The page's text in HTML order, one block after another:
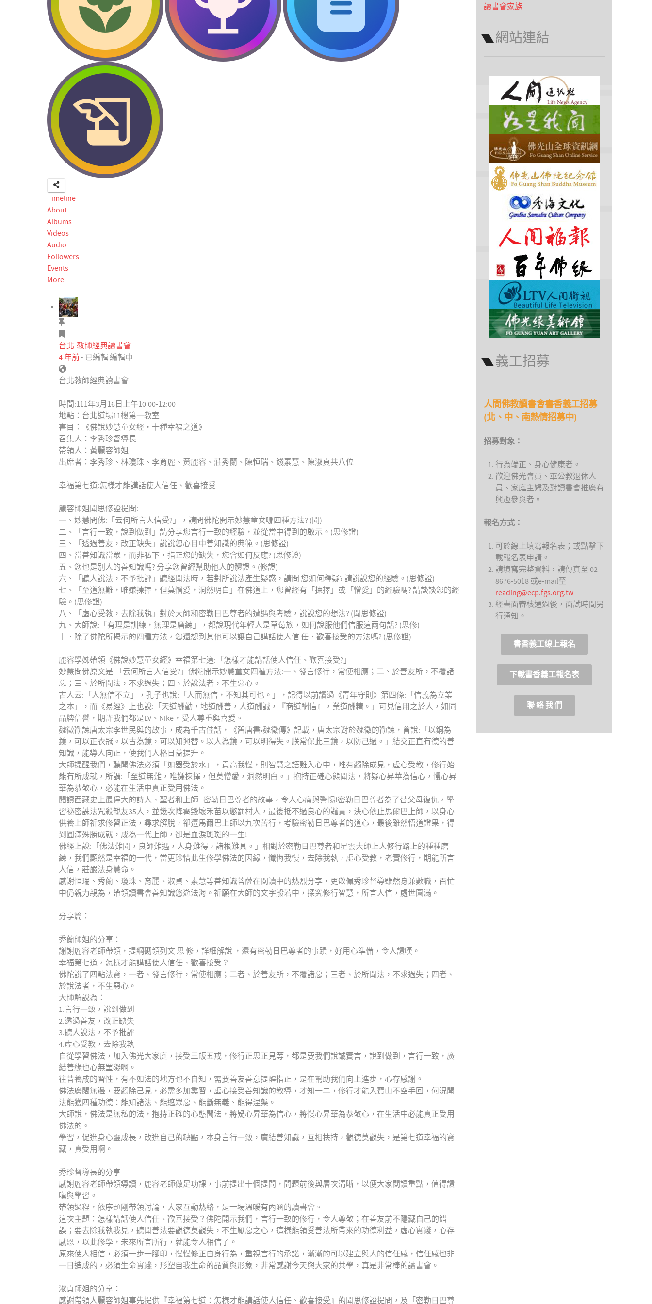
Timeline
About
Albums
Videos
Audio
Followers
Events
More
台北-教師經典讀書會
4 年前 · 已編輯編輯中
台北教師經典讀書會
時間:111年3月16日上午10:00-12:00
地點：台北道場11樓第一教室
書目：《佛說妙慧童女經・十種幸福之道》
召集人：李秀珍督導長
帶領人：黃麗容師姐
出席者：李秀珍、林瓊珠、李育麗、黃麗容、莊秀蘭、陳恒瑞、錢素慧、陳淑貞共八位
幸福第七道:怎樣才能講話使人信任、歡喜接受
麗容師姐聞思修證提問:
一、妙慧問佛:「云何所言人信受?」，請問佛陀開示妙慧童女哪四種方法? (聞)
二、「言行一致，說到做到」請分享您言行一致的經驗，並從當中得到的啟示。(思修證)
三、「透過善友，改正缺失」說說您心目中善知識的典範。(思修證)
四、當善知識當眾，而非私下，指正您的缺失，您會如何反應? (思修證)
五、您也是別人的善知識嗎? 分享您曾經幫助他人的體證。(修證)
六、「聽人說法，不予批評」聽經聞法時，若對所說法產生疑惑，請問 您如何釋疑? 請說說您的經驗。(思修證)
七、「至道無難，唯嫌揀擇，但莫憎愛，洞然明白」在佛道上，您曾經有「揀擇」或「憎愛」的經驗嗎? 請談談您的經
驗。(思修證)
八、「虛心受教，去除我執」對於大師和密勒日巴尊者的遭遇與考驗，說說您的想法? (聞思修證)
九、大師說:「有理是訓練，無理是磨練」，都說現代年輕人是草莓族，如何說服他們信服這兩句話? (思修)
十、除了佛陀所揭示的四種方法，您還想到其他可以讓自己講話使人信 任、歡喜接受的方法嗎? (思修證)
麗容學姊帶領《佛說妙慧童女經》幸福第七道:「怎樣才能講話使人信任、歡喜接受?」
妙慧問佛原文是:「云何所言人信受?」佛陀開示妙慧童女四種方法:一、發言修行，常使相應；二、於善友所，不覆諸
惡；三、於所聞法，不求過失；四、於說法者，不生惡心。
古人云:「人無信不立」，孔子也說:「人而無信，不知其可也。」，記得以前讀過《青年守則》第四條:「信義為立業
之本」，而《易經》上也說:「天道酬勤，地道酬善，人道酬誠，『商道酬信』，業道酬精。」可見信用之於人，如同
品牌信譽，期許我們都是LV、Nike，受人尊重與喜愛。
魏徵勸諫唐太宗李世民與的故事，成為千古佳話，《舊唐書•魏徵傳》記載，唐太宗對於魏徵的勸諫，曾說:「以銅為
鏡，可以正衣冠。以古為鏡，可以知興替。以人為鏡，可以明得失。朕常保此三鏡，以防己過。」結交正直有德的善
知識，能導人向正，使我們人格日益提升。
大師提醒我們，聽聞佛法必須「如器受於水」，貢高我慢，則智慧之語難入心中，唯有蠲除成見，虛心受教，修行始
能有所成就，所謂:「至道無難，唯嫌揀擇，但莫憎愛，洞然明白。」抱持正確心態聞法，將疑心昇華為信心，慢心昇
華為恭敬心，必能在生活中真正受用佛法。
閱讀西藏史上最偉大的詩人、聖者和上師--密勒日巴尊者的故事，令人心痛與警惕!密勒日巴尊者為了替父母復仇，學
習祕密誅法咒殺親友35人，並幾次降雹毀壞禾苗以懲罰村人，最後抵不過良心的譴責，決心依止馬爾巴上師，以身心
供養上師祈求修習正法，尋求解脫，卻遭馬爾巴上師以九次苦行，考驗密勒日巴尊者的道心，最後雖然悟道證果，得
到圓滿殊勝成就，成為一代上師，卻是血淚斑斑的一生!
佛經上說:「佛法難聞，良師難遇，人身難得，諸根難具。」相對於密勒日巴尊者和星雲大師上人修行路上的種種磨
練，我們顯然是幸福的一代，當更珍惜此生修學佛法的因緣，懺悔我慢，去除我執，虛心受教，老實修行，期能所言
人信，莊嚴法身慧命。
感謝恒瑞、秀蘭、瓊珠、育麗、淑貞、素慧等善知識菩薩在閱讀中的熱烈分享，更敬佩秀珍督導雖然身兼數職，百忙
中仍親力親為，帶領讀書會善知識悠遊法海。祈願在大師的文字般若中，探究修行智慧，所言人信，處世圓滿。
分享篇：
秀蘭師姐的分享：
謝謝麗容老師帶領，提綱砌領列文 思 修，詳細解說 ，還有密勒日巴尊者的事蹟，好用心準備，令人讚嘆。
幸福第七道，怎樣才能講話使人信任、歡喜接受？
佛陀說了四點法寶，一者、發言修行，常使相應；二者、於善友所，不覆諸惡；三者、於所聞法，不求過失；四者、
於說法者，不生惡心。
大師解說為：
1.言行一致，說到做到
2.透過善友，改正缺失
3.聽人說法，不予批評
4.虛心受教，去除我執
自從學習佛法，加入佛光大家庭，接受三皈五戒，修行正思正見等，都是要我們說誠實言，說到做到，言行一致，廣
結善緣也心無罣礙啊。
往昔養成的習性，有不如法的地方也不自知，需要善友善意提醒指正，是在幫助我們向上進步，心存感謝。
佛法廣闊無邊，要蠲除己見，必需多加熏習，虛心接受善知識的教導，才知一二，修行才能入寶山不空手回，何況聞
法能獲四種功德：能知諸法、能遮眾惡、能斷無義、能得涅槃。
大師說，佛法是無私的法，抱持正確的心態聞法，將疑心昇華為信心，將慢心昇華為恭敬心，在生活中必能真正受用
佛法的。
學習，促進身心靈成長，改進自己的缺點，本身言行一致，廣結善知識，互相扶持，觀德莫觀失，是第七道幸福的寶
藏，真受用啊。
秀珍督導長的分享
感謝麗容老師帶領導讀，麗容老師做足功課，事前提出十個提問，問題前後與層次清晰，以便大家閱讀重點，值得讚
嘆與學習。
帶領過程，依序題剛帶領討論，大家互動熱絡，是一場溫暖有內涵的讀書會。
這次主題：怎樣講話使人信任、歡喜接受？佛陀開示我們，言行一致的修行，令人尊敬；在善友前不隱藏自己的錯
誤；要去除我執我見，聽聞善法要觀德莫觀失，不生厭惡之心，這樣能領受善法所帶來的功德利益，虛心實踐，心存
感恩，以此修學，未來所言所行，就能令人相信了。
原來使人相信，必須一步一腳印，慢慢修正自身行為，重視言行的承諾，漸漸的可以建立與人的信任感，信任感也非
一日造成的，必須生命實踐，形塑自我生命的品質與形象，非常感謝今天與大家的共學，真是非常棒的讀書會。
淑貞師姐的分享：
感謝帶領人麗容師姐事先提供『幸福第七道：怎樣才能講話使人信任、歡喜接受』的聞思修證提問，及「密勒日巴尊
讀書會家族
網站連結
義工招募
人間佛教讀書會書香義工招募
(北、中、南熱情招募中)
招募對象：
行為端正、身心健康者。
歡迎佛光會員、軍公教退休人
員、家庭主婦及對讀書會推廣有
興趣參與者。
報名方式：
可於線上填寫報名表；或點擊下
載報名表申請。
請填寫完整資料，請傳真至 02-
8676-5018 或e-mail至
reading@ecp.fgs.org.tw
經書面審核通過後，面試時間另
行通知。
書香義工線上報名
下載書香義工報名表
聯 絡 我 們